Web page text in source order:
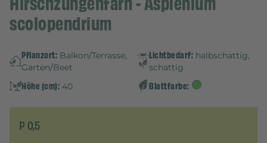
scolopendrium
Pflanzort: Balkon/Terrasse,
Garten/Beet
Lichtbedarf: halbschattig,
schattig
Höhe (cm): 40 Blattfarbe:
P 0,5